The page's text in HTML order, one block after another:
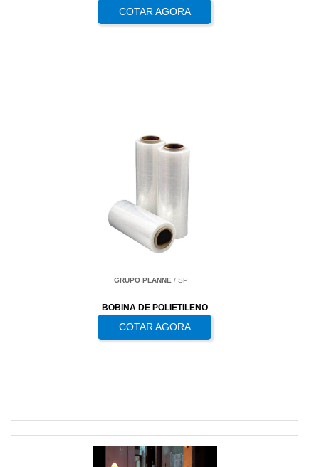
COTAR AGORA
GRUPO PLANNE/ SP
BOBINA DE POLIETILENO
COTAR AGORA